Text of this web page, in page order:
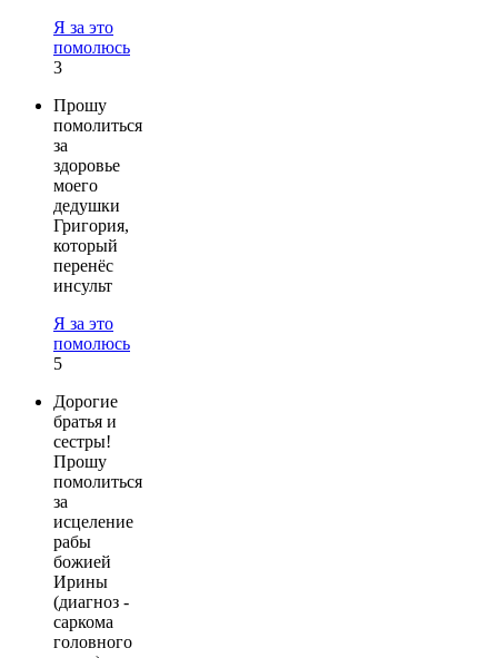
Я за это
помолюсь
3
Прошу
помолиться
за
здоровье
моего
дедушки
Григория,
который
перенёс
инсульт
Я за это
помолюсь
5
Дорогие
братья и
сестры!
Прошу
помолиться
за
исцеление
рабы
божией
Ирины
(диагноз -
саркома
головного